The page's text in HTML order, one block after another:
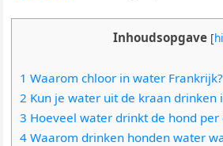
Inhoudsopgave [
1 Waarom chloor in water Frankrijk?
2 Kun je water uit de kraan drinken
3 Hoeveel water drinkt de hond per
4 Waarom drinken honden water